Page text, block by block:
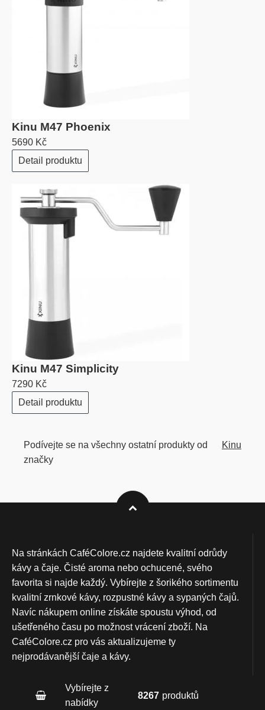
Kinu M47 Phoenix
5690 Kč
Detail produktu
Kinu M47 Simplicity
7290 Kč
Detail produktu
Podívejte se na všechny ostatní produkty od
značky
Kinu
Na stránkách CaféColore.cz najdete kvalitní odrůdy
kávy a čaje. Čisté aroma nebo ochucené, svého
favorita si najde každý. Vybírejte z šorikého sortimentu
kvalitní zrnkové kávy, rozpustné kávy a sypaných čajů.
Navíc nákupem online získáte spoustu výhod, od
ušetřeného času po možnost vrácení zboží. Na
CaféColore.cz pro vás aktualizujeme ty
nejprodávanější čaje a kávy.
Vybírejte z
nabídky
8267 produktů